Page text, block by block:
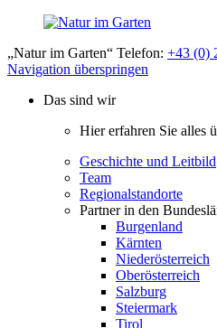
„Natur im Garten“ Telefon: +43 (0)
Navigation überspringen
Das sind wir
Hier erfahren Sie alles
Geschichte und Leitbild
Team
Regionalstandorte
Partner in den
Burgenland
Kärnten
Niederösterreich
Oberösterreich
Salzburg
Steiermark
Tirol